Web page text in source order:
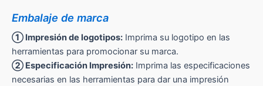
Embalaje de marca
① Impresión de logotipos: Imprima su logotipo en las
herramientas para promocionar su marca.
② Especificación Impresión: Imprima las especificaciones
necesarias en las herramientas para dar una impresión